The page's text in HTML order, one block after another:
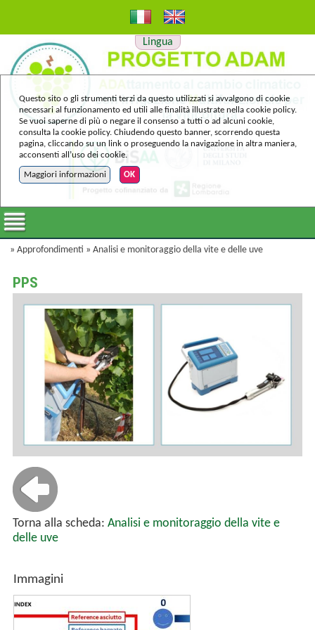
Lingua
»Approfondimenti »Analisi e monitoraggio della vite e delle uve
PPS
Torna alla scheda: Analisi e monitoraggio della vite e
delle uve
Immagini
Questo sito o gli strumenti terzi da questo utilizzati si avvalgono di cookie
necessari al funzionamento ed utili alle finalità illustrate nella cookie policy.
Se vuoi saperne di più o negare il consenso a tutti o ad alcuni cookie,
consulta la cookie policy. Chiudendo questo banner, scorrendo questa
pagina, cliccando su un link o proseguendo la navigazione in altra maniera,
acconsenti all’uso dei cookie.
Maggiori informazioni OK